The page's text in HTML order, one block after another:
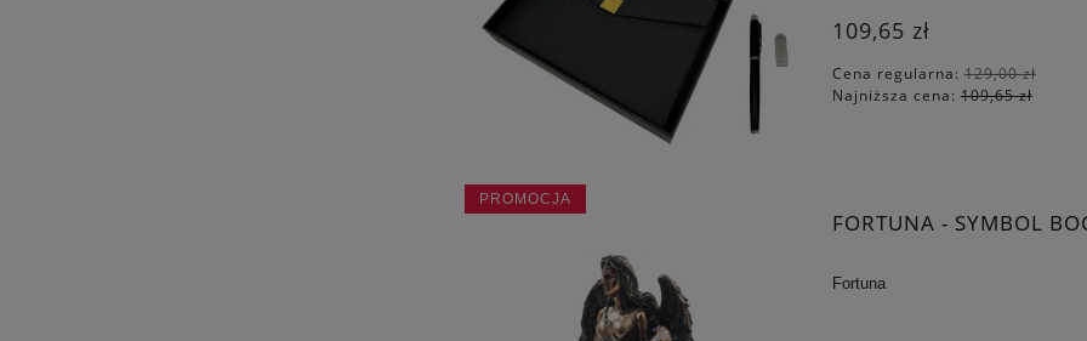
109,65 zł
Cena regularna: 129,00 zł
Najniższa cena:109,65 zł
FORTUNA - SYMBOL
Fortuna
PROMOCJA